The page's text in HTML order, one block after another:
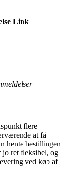
Link
flere
at få
hente bestillingen
jo ret fleksibel, og
ved køb af